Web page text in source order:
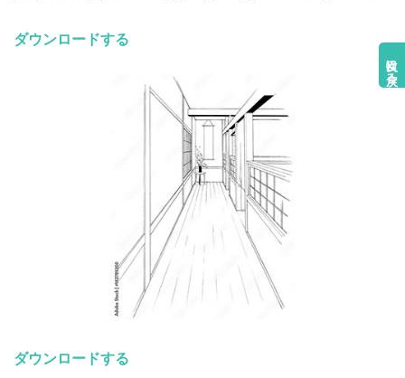
目次に戻る
ダウンロードする
ダウンロードする